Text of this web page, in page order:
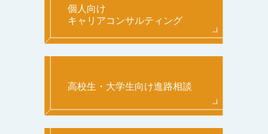
個人向け
キャリアコンサルティング
高校生・大学生向け進路相談